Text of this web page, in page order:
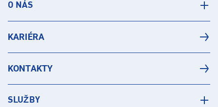
O NÁS
KARIÉRA
KONTAKTY
SLUŽBY